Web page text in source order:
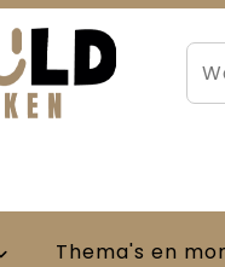
Thema's en